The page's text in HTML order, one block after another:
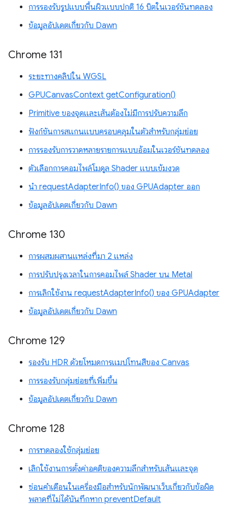
การรองรับรูปแบบพื้นผิวแบบปกติ 16 บิตในเวอร์ชันทดลอง
ข้อมูลอัปเดตเกี่ยวกับ Dawn
Chrome 131
ระยะทางคลิปใน WGSL
GPUCanvasContext getConfiguration()
Primitive ของจุดและเส้นต้องไม่มีการปรับความลึก
ฟังก์ชันการสแกนแบบครอบคลุมในตัวสำหรับกลุ่มย่อย
การรองรับการวาดหลายรายการแบบอ้อมในเวอร์ชันทดลอง
ตัวเลือกการคอมไพล์โมดูล Shader แบบเข้มงวด
นำ requestAdapterInfo() ของ GPUAdapter ออก
ข้อมูลอัปเดตเกี่ยวกับ Dawn
Chrome 130
การผสมผสานแหล่งที่มา 2 แหล่ง
การปรับปรุงเวลาในการคอมไพล์ Shader บน Metal
การเลิกใช้งาน requestAdapterInfo() ของ GPUAdapter
ข้อมูลอัปเดตเกี่ยวกับ Dawn
Chrome 129
รองรับ HDR ด้วยโหมดการแมปโทนสีของ Canvas
การรองรับกลุ่มย่อยที่เพิ่มขึ้น
ข้อมูลอัปเดตเกี่ยวกับ Dawn
Chrome 128
การทดลองใช้กลุ่มย่อย
เลิกใช้งานการตั้งค่าอคติของความลึกสำหรับเส้นและจุด
ซ่อนคำเตือนในเครื่องมือสำหรับนักพัฒนาเว็บเกี่ยวกับข้อผิด
พลาดที่ไม่ได้บันทึกหาก preventDefault